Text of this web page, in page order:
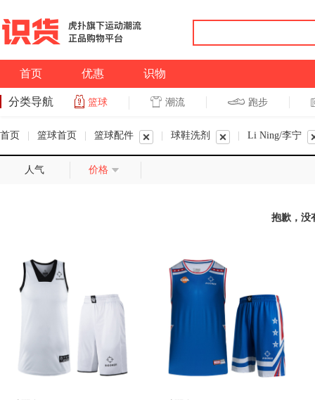
首页 优惠 识物
分类导航 篮球 潮流 跑步
首页 篮球首页 篮球配件 球鞋洗剂 Li Ning/李宁
人气 价格
抱歉，没